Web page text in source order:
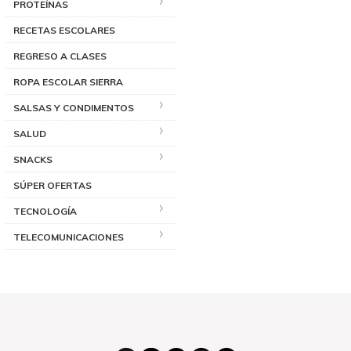
PROTEÍNAS
RECETAS ESCOLARES
REGRESO A CLASES
ROPA ESCOLAR SIERRA
SALSAS Y CONDIMENTOS
SALUD
SNACKS
SÚPER OFERTAS
TECNOLOGÍA
TELECOMUNICACIONES